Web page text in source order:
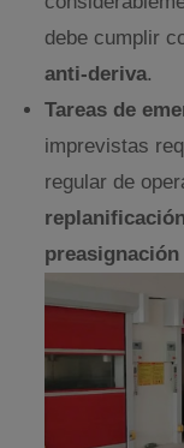
debe cumplir
anti-deriva.
Tareas de
imprevistas
regular de